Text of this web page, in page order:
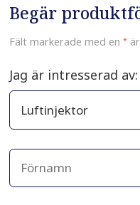
Begär
Fält markerade med en *är
Jag är intresserad av: